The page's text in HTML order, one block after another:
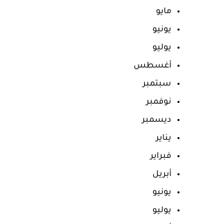
مايو
يونيو
يوليو
أغسطس
سبتمبر
نوفمبر
ديسمبر
يناير
فبراير
أبريل
يونيو
يوليو